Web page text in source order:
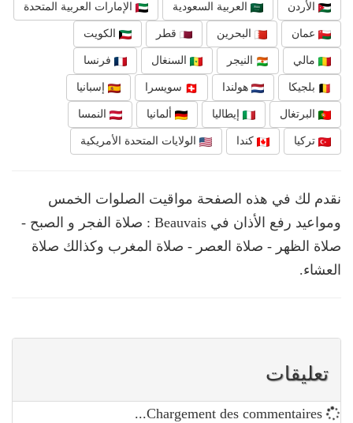
الأردن العربية السعودية الإمارات العربية المتحدة
عمان البحرين قطر الكويت
مالي النيجر السنغال فرنسا
بلجيكا هولندا سويسرا إسبانيا
البرتغال إيطاليا ألمانيا النمسا
تركيا كندا الولايات المتحدة الأمريكية
نقدم لك في هذه الصفحة مواقيت الصلوات الخمس
ومواعيد رفع الأذان في Beauvais : صلاة الفجر و الصبح -
صلاة الظهر - صلاة العصر - صلاة المغرب وكذالك صلاة
العشاء.
تعليقات
Chargement des commentaires...